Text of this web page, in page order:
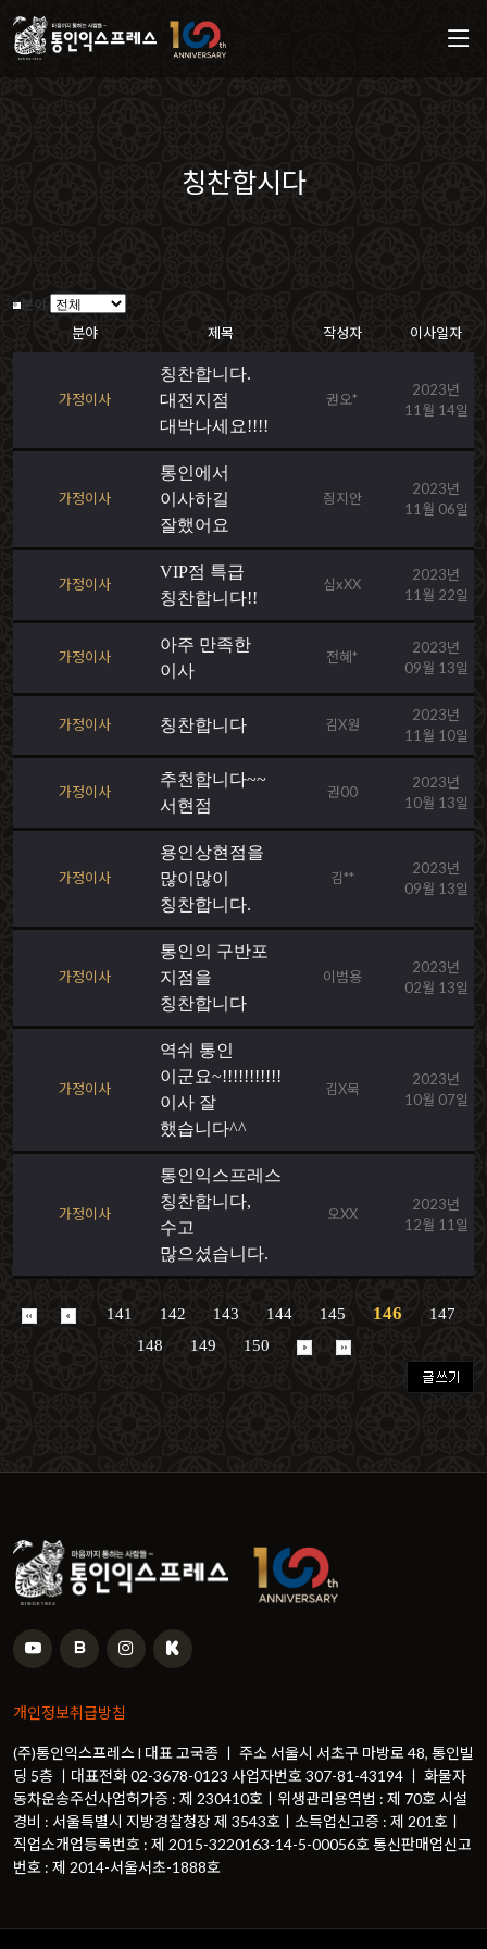
칭찬합시다
분야
분야 제목 작성자 이사일자
가정이사
칭찬합니다.
대전지점
대박나세요!!!!
권오*
2023년
11월 14일
가정이사
통인에서
이사하길
잘했어요
즹지안
2023년
11월 06일
가정이사
VIP점 특급
칭찬합니다!!
심xXX
2023년
11월 22일
가정이사
아주 만족한
이사
전혜*
2023년
09월 13일
가정이사 칭찬합니다 김X원
2023년
11월 10일
가정이사
추천합니다~~
서현점
권00
2023년
10월 13일
가정이사
용인상현점을
많이많이
칭찬합니다.
김**
2023년
09월 13일
가정이사
통인의 구반포
지점을
칭찬합니다
이범용
2023년
02월 13일
가정이사
역쉬 통인
이군요~!!!!!!!!!!!
이사 잘
했습니다^^
김X묵
2023년
10월 07일
가정이사
통인익스프레스
칭찬합니다,
수고
많으셨습니다.
오XX
2023년
12월 11일
141 142 143 144 145 146
147
148
149 150
개인정보취급방침
(주)통인익스프레스 l 대표 고국종 ㅣ 주소 서울시 서초구 마방로 48, 통인빌
딩 5층 ㅣ대표전화 02-3678-0123 사업자번호 307-81-43194 ㅣ 화물자
동차운송주선사업허가증 : 제 230410호ㅣ위생관리용역법 : 제 70호 시설
경비 : 서울특별시 지방경찰청장 제 3543호ㅣ소득업신고증 : 제 201호ㅣ
직업소개업등록번호 : 제 2015-3220163-14-5-00056호 통신판매업신고
번호 : 제 2014-서울서초-1888호